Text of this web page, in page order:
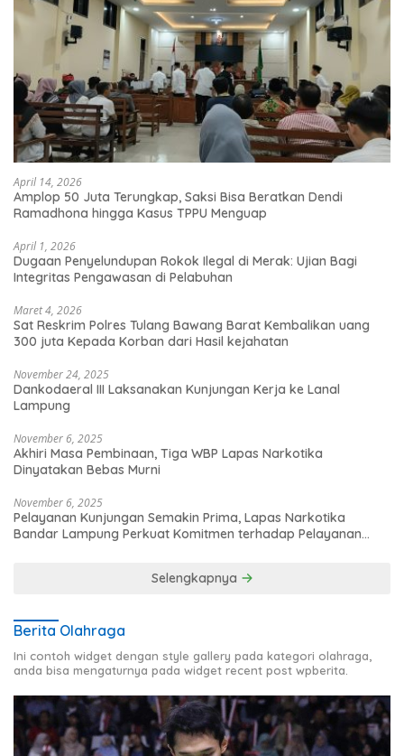
April 14, 2026
Amplop 50 Juta Terungkap, Saksi Bisa Beratkan Dendi
Ramadhona hingga Kasus TPPU Menguap
April 1, 2026
Dugaan Penyelundupan Rokok Ilegal di Merak: Ujian Bagi
Integritas Pengawasan di Pelabuhan
Maret 4, 2026
Sat Reskrim Polres Tulang Bawang Barat Kembalikan uang
300 juta Kepada Korban dari Hasil kejahatan
November 24, 2025
Dankodaeral III Laksanakan Kunjungan Kerja ke Lanal
Lampung
November 6, 2025
Akhiri Masa Pembinaan, Tiga WBP Lapas Narkotika
Dinyatakan Bebas Murni
November 6, 2025
Pelayanan Kunjungan Semakin Prima, Lapas Narkotika
Bandar Lampung Perkuat Komitmen terhadap Pelayanan
Selengkapnya
Berita Olahraga
Ini contoh widget dengan style gallery pada kategori olahraga,
anda bisa mengaturnya pada widget recent post wpberita.